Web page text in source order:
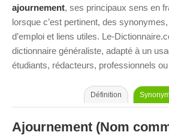
ajournement, ses principaux sens en
lorsque c’est pertinent, des
d’emploi et liens utiles. Le-
dictionnaire généraliste, adapté à un
étudiants, rédacteurs, professionnels
Définition
Ajournement (Nom